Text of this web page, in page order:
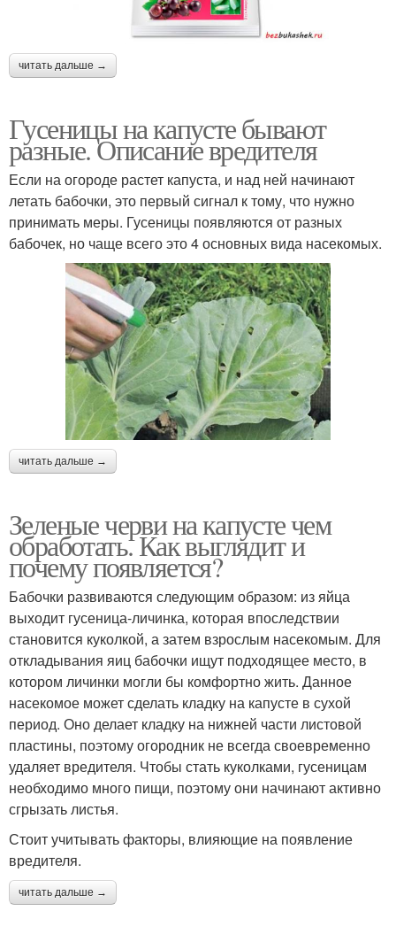
читать дальше →
Гусеницы на капусте бывают
разные. Описание вредителя
Если на огороде растет капуста, и над ней начинают
летать бабочки, это первый сигнал к тому, что нужно
принимать меры. Гусеницы появляются от разных
бабочек, но чаще всего это 4 основных вида насекомых.
читать дальше →
Зеленые черви на капусте чем
обработать. Как выглядит и
почему появляется?
Бабочки развиваются следующим образом: из яйца
выходит гусеница-личинка, которая впоследствии
становится куколкой, а затем взрослым насекомым. Для
откладывания яиц бабочки ищут подходящее место, в
котором личинки могли бы комфортно жить. Данное
насекомое может сделать кладку на капусте в сухой
период. Оно делает кладку на нижней части листовой
пластины, поэтому огородник не всегда своевременно
удаляет вредителя. Чтобы стать куколками, гусеницам
необходимо много пищи, поэтому они начинают активно
сгрызать листья.
Стоит учитывать факторы, влияющие на появление
вредителя.
читать дальше →